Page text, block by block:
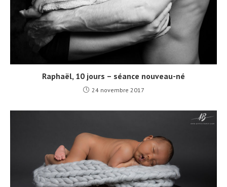
Raphaël, 10 jours – séance nouveau-né
24 novembre 2017